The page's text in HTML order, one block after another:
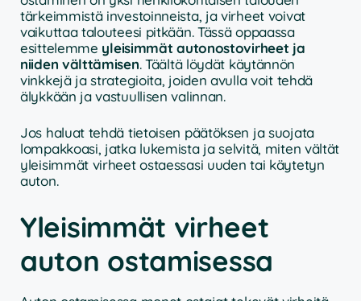
tärkeimmistä investoinneista, ja virheet voivat
vaikuttaa talouteesi pitkään. Tässä oppaassa
esittelemme yleisimmät autonostovirheet ja
niiden välttämisen. Täältä löydät käytännön
vinkkejä ja strategioita, joiden avulla voit tehdä
älykkään ja vastuullisen valinnan.
Jos haluat tehdä tietoisen päätöksen ja suojata
lompakkoasi, jatka lukemista ja selvitä, miten vältät
yleisimmät virheet ostaessasi uuden tai käytetyn
auton.
Yleisimmät virheet
auton ostamisessa